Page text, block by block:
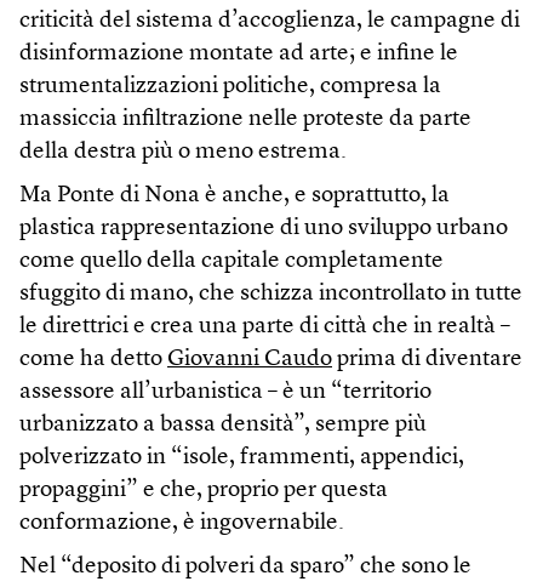
criticità del sistema d’accoglienza, le campagne di
disinformazione montate ad arte; e infine le
strumentalizzazioni politiche, compresa la
massiccia infiltrazione nelle proteste da parte
della destra più o meno estrema.
Ma Ponte di Nona è anche, e soprattutto, la
plastica rappresentazione di uno sviluppo urbano
come quello della capitale completamente
sfuggito di mano, che schizza incontrollato in tutte
le direttrici e crea una parte di città che in realtà –
come ha detto Giovanni Caudo prima di diventare
assessore all’urbanistica – è un “territorio
urbanizzato a bassa densità”, sempre più
polverizzato in “isole, frammenti, appendici,
propaggini” e che, proprio per questa
conformazione, è ingovernabile.
Nel “deposito di polveri da sparo” che sono le